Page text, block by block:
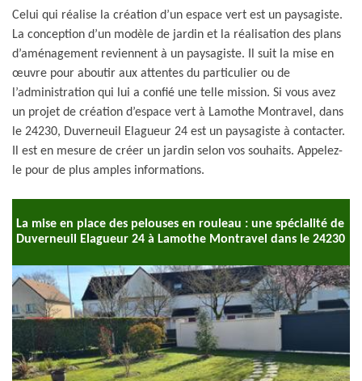
Celui qui réalise la création d’un espace vert est un paysagiste.
La conception d’un modèle de jardin et la réalisation des plans
d’aménagement reviennent à un paysagiste. Il suit la mise en
œuvre pour aboutir aux attentes du particulier ou de
l’administration qui lui a confié une telle mission. Si vous avez
un projet de création d’espace vert à Lamothe Montravel, dans
le 24230, Duverneuil Elagueur 24 est un paysagiste à contacter.
Il est en mesure de créer un jardin selon vos souhaits. Appelez-
le pour de plus amples informations.
La mise en place des pelouses en rouleau : une spécialité de
Duverneuil Elagueur 24 à Lamothe Montravel dans le 24230